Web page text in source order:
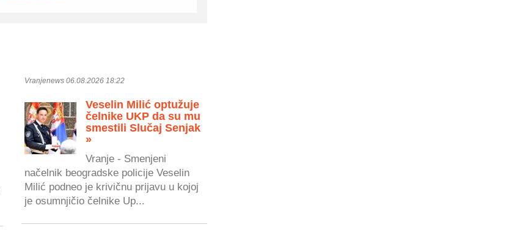
Vranjenews 06.08.2026 18:22
Veselin Milić optužuje
čelnike UKP da su mu
smestili Slučaj Senjak
»
Vranje - Smenjeni
načelnik beogradske policije Veselin
Milić podneo je krivičnu prijavu u kojoj
je osumnjičio čelnike Up...